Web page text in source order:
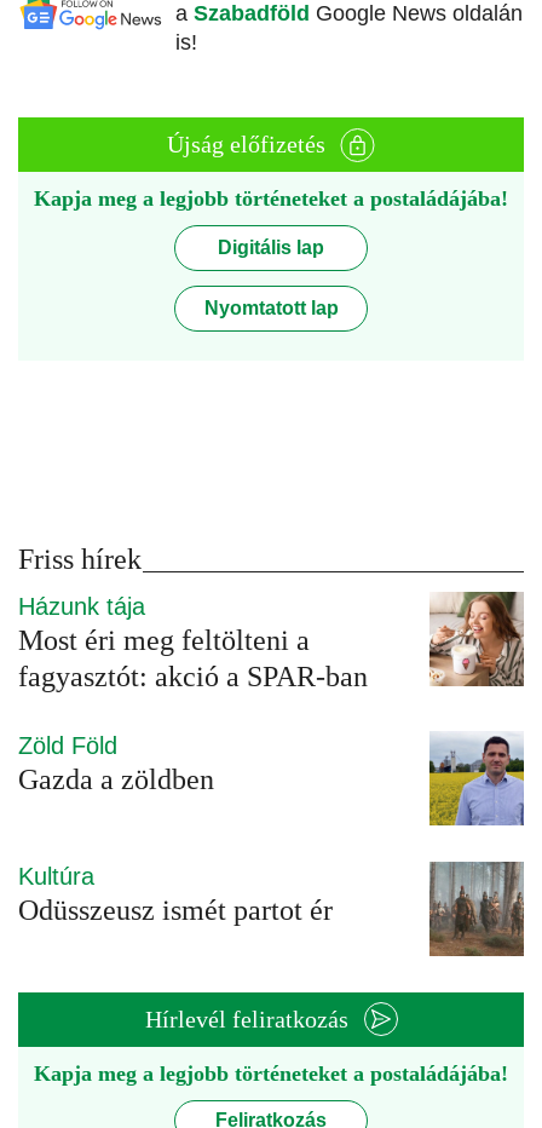
a Szabadföld Google News oldalán
is!
Újság előfizetés
Kapja meg a legjobb történeteket a postaládájába!
Digitális lap
Nyomtatott lap
Friss hírek
Házunk tája
Most éri meg feltölteni a
fagyasztót: akció a SPAR-ban
Zöld Föld
Gazda a zöldben
Kultúra
Odüsszeusz ismét partot ér
Hírlevél feliratkozás
Kapja meg a legjobb történeteket a postaládájába!
Feliratkozás